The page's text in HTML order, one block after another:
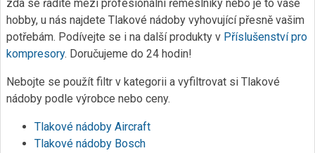
zda se řadíte mezi profesionální řemeslníky nebo je to vaše
hobby, u nás najdete Tlakové nádoby vyhovující přesně vašim
potřebám. Podívejte se i na další produkty v Příslušenství pro
kompresory. Doručujeme do 24 hodin!
Nebojte se použít filtr v kategorii a vyfiltrovat si Tlakové
nádoby podle výrobce nebo ceny.
Tlakové nádoby Aircraft
Tlakové nádoby Bosch